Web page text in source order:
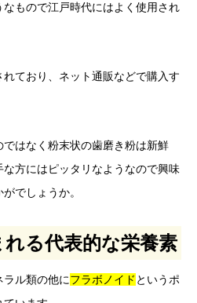
なもので江戸時代にはよく使用され
ており、ネット通販などで購入す
はなく粉末状の歯磨き粉は新鮮
方にはピッタリなようなので興味
でしょうか。
る代表的な栄養素
ル類の他にフラボノイド というポ